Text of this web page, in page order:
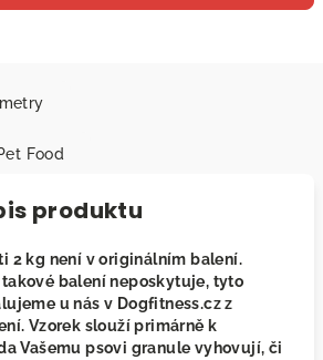
Food
produktu
2 kg není v originálním balení.
balení neposkytuje, tyto
u nás v Dogfitness.cz z
Vzorek slouží primárně k
Vašemu psovi granule vyhovují, či